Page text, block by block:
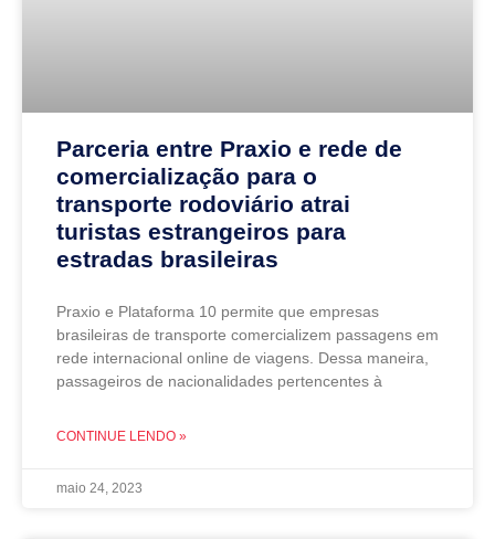
Parceria entre Praxio e rede de
comercialização para o
transporte rodoviário atrai
turistas estrangeiros para
estradas brasileiras
Praxio e Plataforma 10 permite que empresas
brasileiras de transporte comercializem passagens em
rede internacional online de viagens. Dessa maneira,
passageiros de nacionalidades pertencentes à
CONTINUE LENDO »
maio 24, 2023